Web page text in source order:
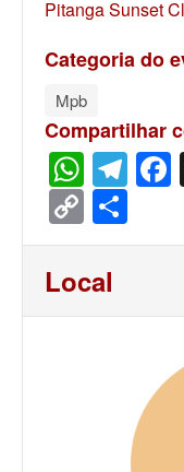
Pitanga Sunset
Categoria do
Mpb
Compartilhar
Copy
Link
Local